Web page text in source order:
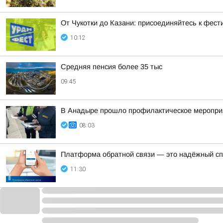
От Чукотки до Казани: присоединяйтесь к
10:12
Средняя пенсия более 35 тыс
09:45
В Анадыре прошло профилактическое
08:03
Платформа обратной связи — это надёжный
11:30